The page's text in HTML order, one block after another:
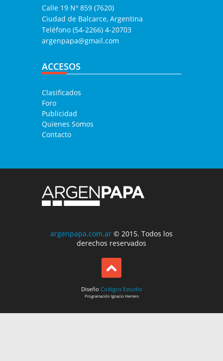
Calle 19 Nº 859 (7620)
Ciudad de Balcarce, Argentina
Teléfono (54-2266) 4-20703
argenpapa@gmail.com
ACCESOS
Clasificados
Foro
Publicidad
Quienes Somos
Contacto
argenpapa.com.ar © 2015. Todos los
derechos reservados
Diseño Codigos Estudio
ProgramaciónIgnacio Herrero